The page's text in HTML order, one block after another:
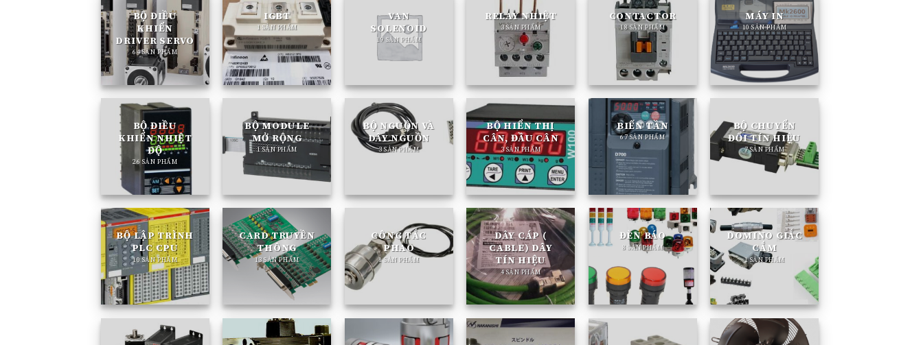
BỘ ĐIỀU
KHIỂN
DRIVER SERVO
64 SẢN PHẨM
IGBT
1 SẢN PHẨM
VAN
SOLENOID
19 SẢN PHẨM
RELAY NHIỆT
3 SẢN PHẨM
CONTACTOR
18 SẢN PHẨM
MÁY IN
10 SẢN PHẨM
BỘ ĐIỀU
KHIỂN NHIỆT
ĐỘ
26 SẢN PHẨM
BỘ MODULE
MỞ RỘNG
1 SẢN PHẨM
BỘ NGUỒN VÀ
DÂY NGUỒN
3 SẢN PHẨM
BỘ HIỂN THỊ
CÂN, ĐẦU CÂN
3 SẢN PHẨM
BIẾN TẦN
67 SẢN PHẨM
BỘ CHUYỂN
ĐỔI TÍN HIỆU
7 SẢN PHẨM
BỘ LẬP TRÌNH
PLC CPU
10 SẢN PHẨM
CARD TRUYỀN
THÔNG
13 SẢN PHẨM
CÔNG TẮC
PHAO
1 SẢN PHẨM
DÂY CÁP (
CABLE) DÂY
TÍN HIỆU
4 SẢN PHẨM
ĐÈN BÁO
8 SẢN PHẨM
DOMINO GIẮC
CẮM
1 SẢN PHẨM